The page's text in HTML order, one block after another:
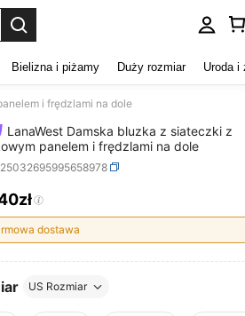
Bielizna i piżamy Duży rozmiar Uroda i
i frędzlami na dole
LanaWest Damska bluzka z siateczki z
panelem i frędzlami na dole
AND
dostawa
US Rozmiar